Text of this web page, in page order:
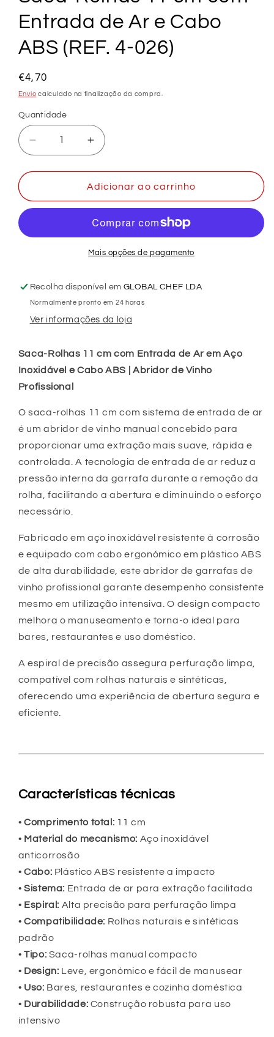
Entrada de Ar e Cabo
ABS (REF. 4-026)
Preço
normal
€4,70
Envio calculado na finalização da compra.
Quantidade
Diminuir
a
quantidade
Saca-
Rolhas
cm
Ar
e
Cabo
(REF.
4-
026)
Aumentar
a
quantidade
de
Saca-
11
cm
com
de
Ar
e
Cabo
(REF.
4-
026)
Adicionar ao carrinho
Mais opções de pagamento
Recolha disponível em GLOBAL CHEF LDA
Normalmente pronto em 24 horas
Ver informações da loja
Saca-Rolhas 11 cm com Entrada de Ar em Aço
Inoxidável e Cabo ABS | Abridor de Vinho
Profissional
O saca-rolhas 11 cm com sistema de entrada de ar
é um abridor de vinho manual concebido para
proporcionar uma extração mais suave, rápida e
controlada. A tecnologia de entrada de ar reduz a
pressão interna da garrafa durante a remoção da
rolha, facilitando a abertura e diminuindo o esforço
necessário.
Fabricado em aço inoxidável resistente à corrosão
e equipado com cabo ergonómico em plástico ABS
de alta durabilidade, este abridor de garrafas de
vinho profissional garante desempenho consistente
mesmo em utilização intensiva. O design compacto
melhora o manuseamento e torna-o ideal para
bares, restaurantes e uso doméstico.
A espiral de precisão assegura perfuração limpa,
compatível com rolhas naturais e sintéticas,
oferecendo uma experiência de abertura segura e
eficiente.
Características técnicas
•Comprimento total: 11 cm
• Material do mecanismo: Aço inoxidável
anticorrosão
•Cabo: Plástico ABS resistente a impacto
•Sistema: Entrada de ar para extração facilitada
• Espiral: Alta precisão para perfuração limpa
•Compatibilidade: Rolhas naturais e sintéticas
padrão
•Tipo: Saca-rolhas manual compacto
• Design: Leve, ergonómico e fácil de manusear
• Uso: Bares, restaurantes e cozinha doméstica
• Durabilidade: Construção robusta para uso
intensivo